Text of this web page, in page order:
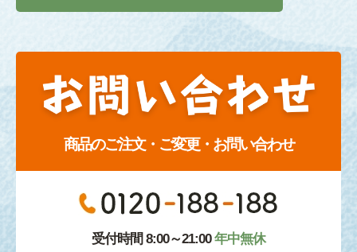
商品のご注文・ご変更・お問い合わせ
受付時間 8:00～21:00年中無休